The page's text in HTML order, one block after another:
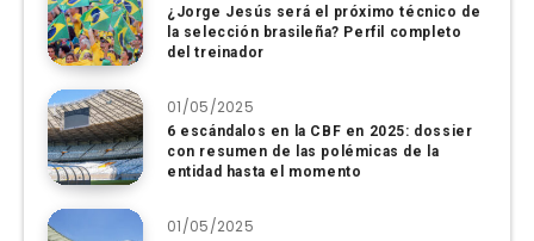
¿Jorge Jesús será el próximo técnico de
la selección brasileña? Perfil completo
del treinador
01/05/2025
6 escándalos en la CBF en 2025: dossier
con resumen de las polémicas de la
entidad hasta el momento
01/05/2025